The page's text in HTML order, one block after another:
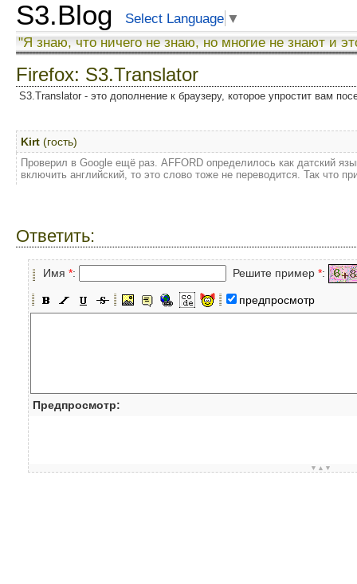
S3.Blog Select Language ▼
"Я знаю, что ничего не знаю, но многие не знают и
Firefox: S3.Translator
S3.Translator - это дополнение к браузеру, которое упростит вам
Kirt (гость)
Проверил в Google ещё раз. AFFORD определилось как датский
включить английский, то это слово тоже не переводится. Так что
Ответить:
Имя *: Решите пример *:
предпросмотр
Предпросмотр:
▼▲▼